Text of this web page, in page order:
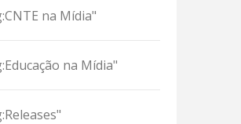
na Mídia"
na Mídia"